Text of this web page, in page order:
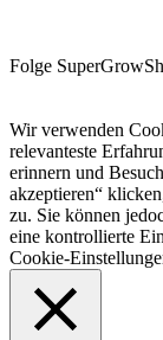
Folge
Wir verwenden
relevanteste
erinnern und
akzeptieren“
zu. Sie können
eine kontrollierte
Cookie-